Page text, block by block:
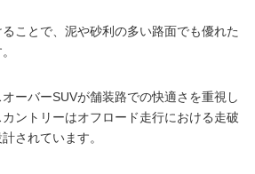
ことで、泥や砂利の多い路面でも優れた
ーバーSUVが舗装路での快適さを重視し
ントリーはオフロード走行における走破
されています。